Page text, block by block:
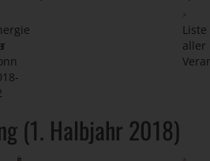
Liste
aller
(1. Halbjahr 2018)